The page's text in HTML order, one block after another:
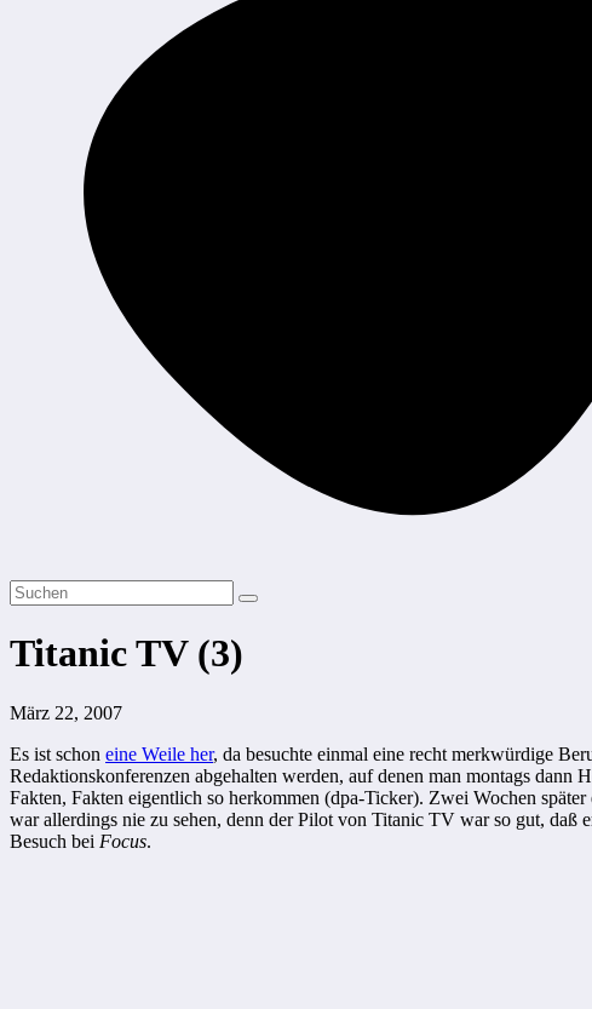
Titanic TV (3)
März 22, 2007
Es ist schon eine Weile her, da besuchte einmal eine recht merkwürdige
Redaktionskonferenzen abgehalten werden, auf denen man montags
Fakten, Fakten eigentlich so herkommen (dpa-Ticker). Zwei Wochen
war allerdings nie zu sehen, denn der Pilot von Titanic TV war so gut,
Besuch bei Focus.